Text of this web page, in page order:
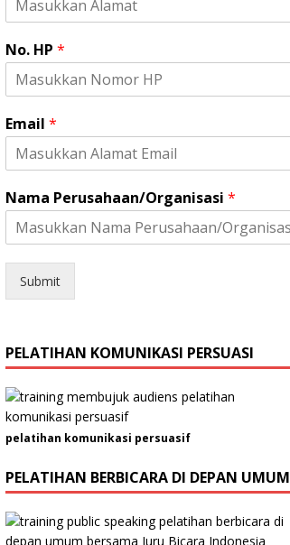
.
P
No. HP *
Email *
Nama Perusahaan/Organisasi *
Submit
PELATIHAN KOMUNIKASI PERSUASI
pelatihan komunikasi persuasif
PELATIHAN BERBICARA DI DEPAN UMUM